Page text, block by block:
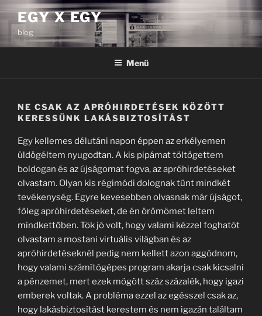
Tartalomhoz
EGY X EGY
blog
Menü
NE CSAK AZ APRÓHIRDETÉSEK KÖZÖTT
KERESSÜNK LAKÁSBIZTOSÍTÁST
Egy kellemes délutáni napon éppen az erkélyemen
üldögéltem nyugodtan. A kis pipámat töltögettem
boldogan és az újságomat fogva, az apróhirdetéseket
olvastam. Olyan kis régimódi dolognak tűnt mindkét
tevékenység. Egyre kevesebben olvasnak már újságot,
főleg apróhirdetéseket, de én örömömet leltem
mindkettőben. Tök jó volt, hogy valami kézzel foghatót
olvastam a mostani virtuális világban és az
apróhirdetéseknél pedig nem kellett azon aggódnom,
hogy valami számítógépes program akarja csak kicsalni
a pénzemet, mert ezek mögött száz százalék, hogy igazi
emberek voltak. A probléma ezzel az egésszel csak az,
hogy lakásbiztosítást kerestem és nem igazán találtam